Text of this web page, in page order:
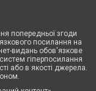
попередньої згоди
посилання на
видань обов'язкове
гіперпосилання
або в якості джерела.